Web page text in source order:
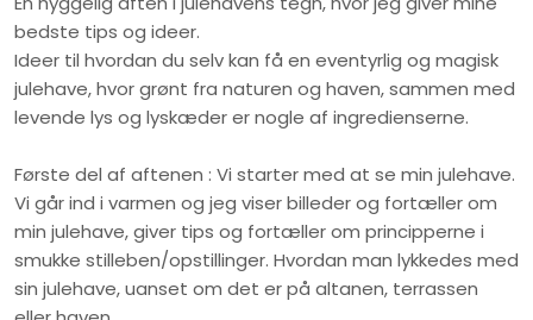
bedste tips og ideer.
Ideer til hvordan du selv kan få en eventyrlig og magisk
julehave, hvor grønt fra naturen og haven, sammen med
levende lys og lyskæder er nogle af ingredienserne.
Første del af aftenen : Vi starter med at se min julehave.
Vi går ind i varmen og jeg viser billeder og fortæller om
min julehave, giver tips og fortæller om principperne i
smukke stilleben/opstillinger. Hvordan man lykkedes med
sin julehave, uanset om det er på altanen, terrassen